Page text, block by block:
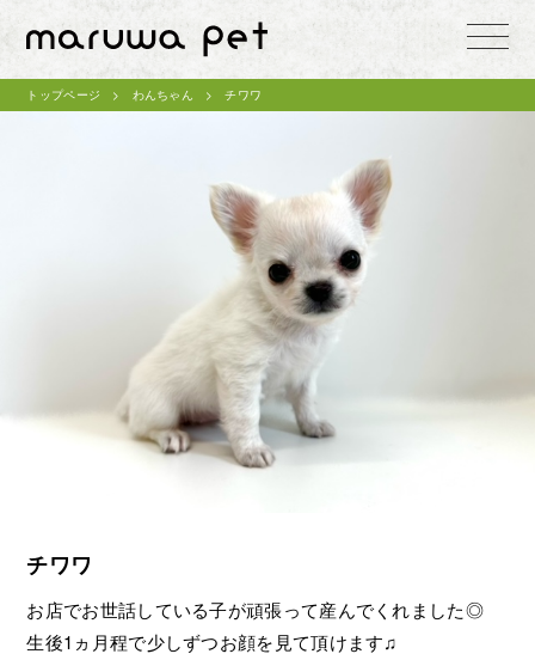
toggle
トップページ わんちゃん チワワ
チワワ
お店でお世話している子が頑張って産んでくれました◎
生後1ヵ月程で少しずつお顔を見て頂けます♫